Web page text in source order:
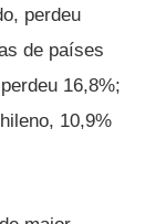
perdeu
de países
16,8%;
10,9%